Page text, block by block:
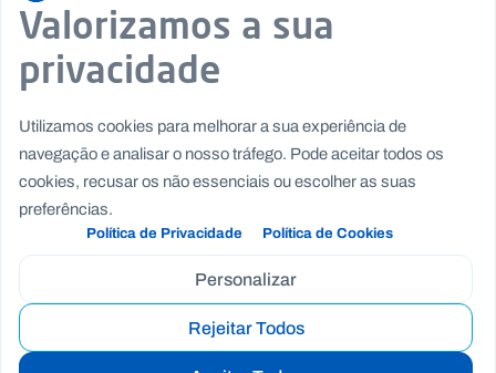
Missão Dom Bosco
Copyright © Fundação Salesianos
Valorizamos a sua
privacidade
Utilizamos cookies para melhorar a sua experiência de
navegação e analisar o nosso tráfego. Pode aceitar todos os
cookies, recusar os não essenciais ou escolher as suas
preferências.
Política de Privacidade Política de Cookies
Personalizar
Rejeitar Todos